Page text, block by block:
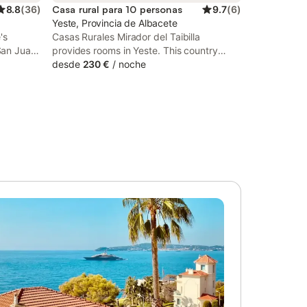
8.8(36)
Juan
in
Casa rural para 10 personas 9.7(6)
Yeste, Provincia de Albacete
Casas Rurales Mirador del Taibilla
provides rooms in Yeste. This country
house features a garden and free private
desde 230 € / noche